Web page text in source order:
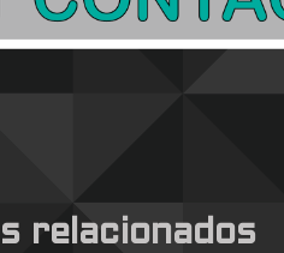
relacionados